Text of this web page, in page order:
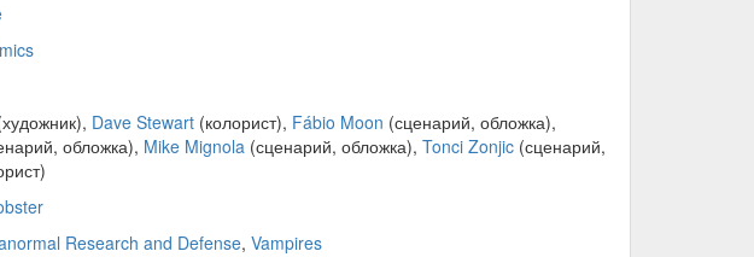
Dave Stewart(колорист), Fábio Moon (сценарий, обложка),
обложка), Mike Mignola(сценарий, обложка), Tonci Zonjic(сценарий,
Research and Defense, Vampires